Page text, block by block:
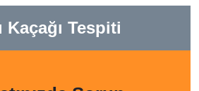
Kaçağı Tespiti